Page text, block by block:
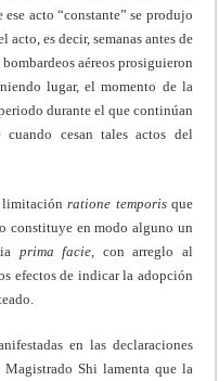
acto “constante” se produjo
es decir, semanas antes de
aéreos prosiguieron
lugar, el momento de la
durante el que continúan
cesan tales actos del
limitaciónratione temporisque
constituye en modo alguno un
primafacie,
con arreglo al
efectos de indicar la adopción
en las declaraciones
Magistrado Shi lamenta que la